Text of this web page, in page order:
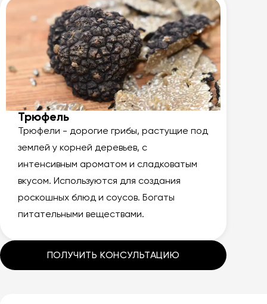
Трюфель
Трюфели - дорогие грибы, растущие под
землей у корней деревьев, с
интенсивным ароматом и сладковатым
вкусом. Используются для создания
роскошных блюд и соусов. Богаты
питательными веществами.
ПОЛУЧИТЬ КОНСУЛЬТАЦИЮ